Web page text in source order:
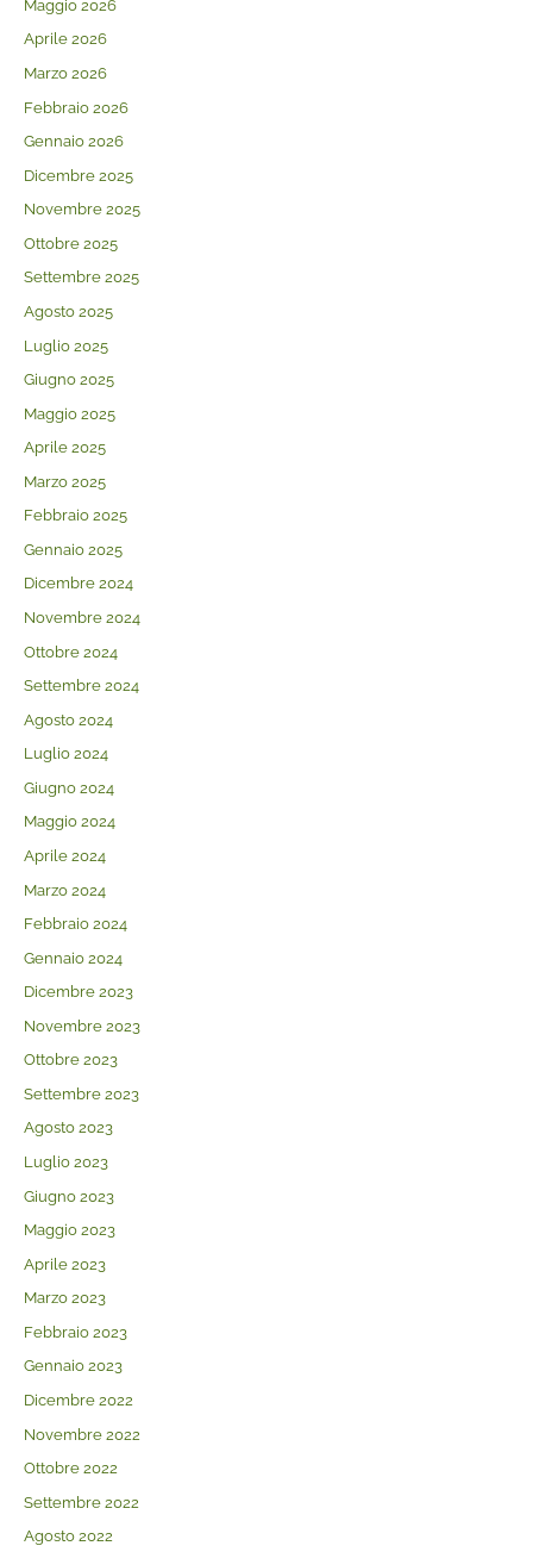
Maggio 2026
Aprile 2026
Marzo 2026
Febbraio 2026
Gennaio 2026
Dicembre 2025
Novembre 2025
Ottobre 2025
Settembre 2025
Agosto 2025
Luglio 2025
Giugno 2025
Maggio 2025
Aprile 2025
Marzo 2025
Febbraio 2025
Gennaio 2025
Dicembre 2024
Novembre 2024
Ottobre 2024
Settembre 2024
Agosto 2024
Luglio 2024
Giugno 2024
Maggio 2024
Aprile 2024
Marzo 2024
Febbraio 2024
Gennaio 2024
Dicembre 2023
Novembre 2023
Ottobre 2023
Settembre 2023
Agosto 2023
Luglio 2023
Giugno 2023
Maggio 2023
Aprile 2023
Marzo 2023
Febbraio 2023
Gennaio 2023
Dicembre 2022
Novembre 2022
Ottobre 2022
Settembre 2022
Agosto 2022